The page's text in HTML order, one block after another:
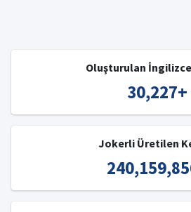
Oluşturulan
30,227+
Jokerli Üretilen